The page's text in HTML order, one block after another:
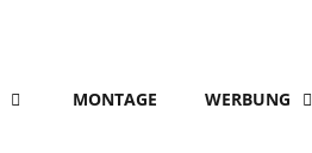
MONTAGE WERBUNG